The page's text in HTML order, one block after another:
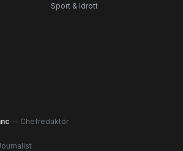
Sport & Idrott
— Chefredaktör